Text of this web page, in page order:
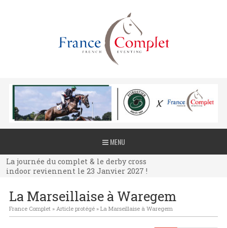
MENU
La journée du complet & le derby cross
indoor reviennent le 23 Janvier 2027 !
La journée du complet & le derby cross
indoor reviennent le 23 Janvier 2027 !
indoor reviennent le 23 Janvier 2027 !
La Marseillaise à Waregem
France Complet» Article protégé» La Marseillaise à Waregem